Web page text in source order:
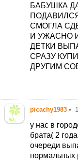
спасать!!!!
БАБУШКА
СМОГЛА
И УЖАСНО
ДЕТКИ
СРАЗУ
ДРУГИМ
picachy1983 •
у нас в
брата( 2
очереди
нормальных